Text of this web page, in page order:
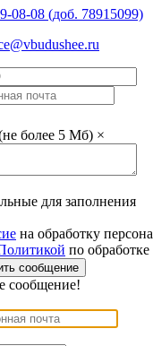
08-08 (доб. 78915099)
более 5 Мб) ×
для заполнения
на обработку
по
сообщение
сообщение!